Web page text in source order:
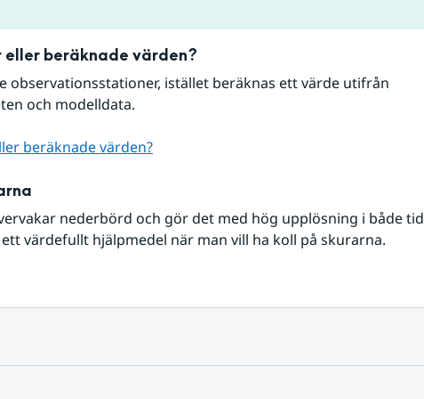
beräknade värden?
observationsstationer, istället beräknas ett värde utifrån
och modelldata.
beräknade värden?
nederbörd och gör det med hög upplösning i både tid
värdefullt hjälpmedel när man vill ha koll på skurarna.